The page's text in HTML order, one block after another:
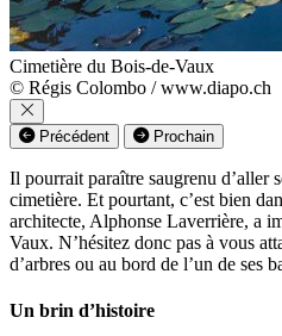
Cimetière du Bois-de-Vaux
© Régis Colombo / www.diapo.ch
Précédent Prochain
Il pourrait paraître saugrenu d’aller
cimetière. Et pourtant, c’est bien
architecte, Alphonse Laverrière, a
Vaux. N’hésitez donc pas à vous
d’arbres ou au bord de l’un de ses
Un brin d’histoire